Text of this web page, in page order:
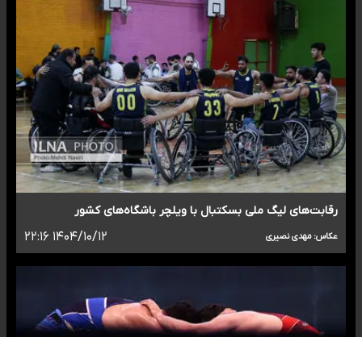
رقابت‌های لیگ ملی بسکتبال با ویلچر باشگاه‌های کشور
عکاس: مهدی نصیری ۱۴۰۴/۱۰/۱۲ ۲۲:۱۶